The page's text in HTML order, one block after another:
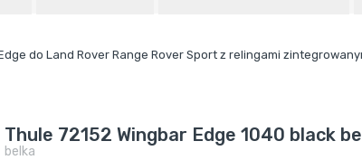
do Land Rover Range Rover Sport z relingami
Thule 72152 Wingbar Edge 1040 black
belka